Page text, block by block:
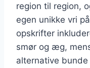
region til region,
egen unikke vri
opskrifter
smør og æg,
alternative